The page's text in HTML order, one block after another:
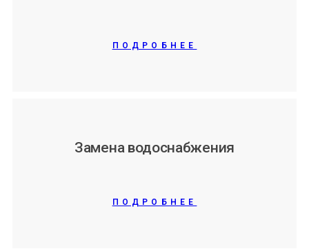
ПОДРОБНЕЕ
Замена водоснабжения
ПОДРОБНЕЕ